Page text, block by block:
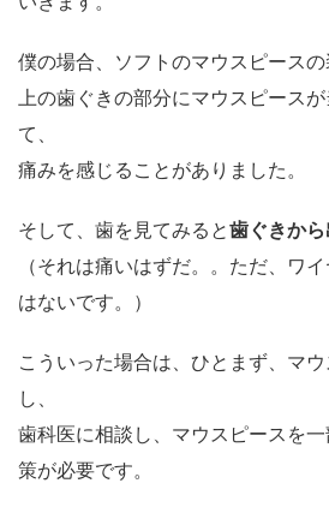
僕の場合、ソフトのマウスピースの
上の歯ぐきの部分にマウスピース
て、
痛みを感じることがありました。
そして、歯を見てみると歯ぐきから
（それは痛いはずだ。。ただ、ワ
はないです。）
こういった場合は、ひとまず、マ
し、
歯科医に相談し、マウスピースを
策が必要です。